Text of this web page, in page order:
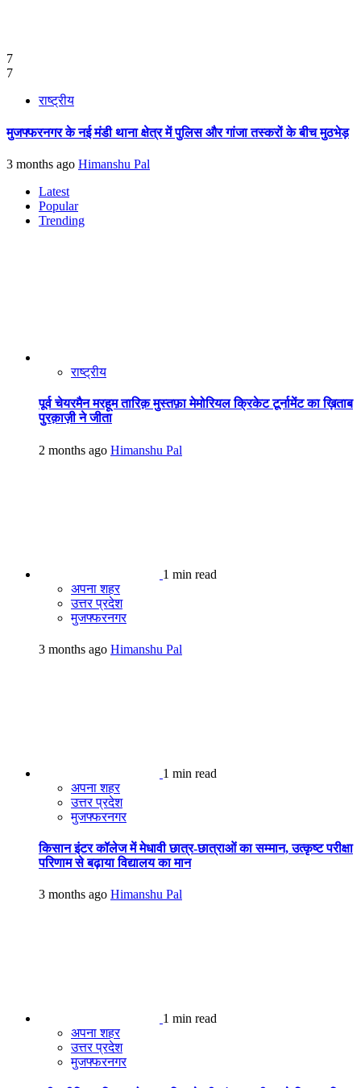
7
7
राष्ट्रीय
मुजफ्फरनगर के नई मंडी थाना क्षेत्र में पुलिस और गांजा तस्करों के बीच मुठभेड़
3 months ago Himanshu Pal
Latest
Popular
Trending
राष्ट्रीय
पूर्व चेयरमैन मरहूम तारिक़ मुस्तफ़ा मेमोरियल क्रिकेट टूर्नामेंट का ख़िताब
पुरक़ाज़ी ने जीता
2 months ago Himanshu Pal
1 min read
अपना शहर
उत्तर प्रदेश
मुजफ्फरनगर
3 months ago Himanshu Pal
1 min read
अपना शहर
उत्तर प्रदेश
मुजफ्फरनगर
किसान इंटर कॉलेज में मेधावी छात्र-छात्राओं का सम्मान, उत्कृष्ट परीक्षा
परिणाम से बढ़ाया विद्यालय का मान
3 months ago Himanshu Pal
1 min read
अपना शहर
उत्तर प्रदेश
मुजफ्फरनगर